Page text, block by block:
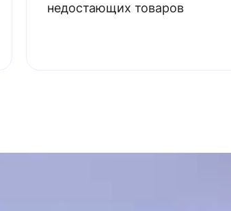
недостающих товаров